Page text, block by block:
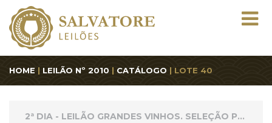
HOME | LEILÃO Nº 2010 | CATÁLOGO | LOTE 40
2ª DIA - LEILÃO GRANDES VINHOS. SELEÇÃO PREMIUM